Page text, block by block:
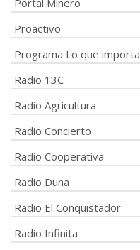
Proactivo
Programa Lo que importa
Radio 13C
Radio Agricultura
Radio Concierto
Radio Cooperativa
Radio Duna
Radio El Conquistador
Radio Infinita